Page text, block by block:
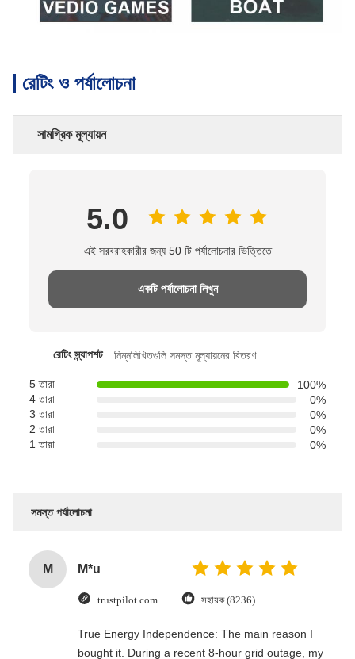
রেটিং ও পর্যালোচনা
সামগ্রিক মূল্যায়ন
5.0
এই সরবরাহকারীর জন্য 50 টি পর্যালোচনার ভিত্তিতে
একটি পর্যালোচনা লিখুন
রেটিং স্ন্যাপশট নিম্নলিখিতগুলি সমস্ত মূল্যায়নের বিতরণ
5 তারা
100%
4 তারা
0%
3 তারা
0%
2 তারা
0%
1 তারা
0%
সমস্ত পর্যালোচনা
M M*u
trustpilot.com সহায়ক (8236)
True Energy Independence: The main reason I
bought it. During a recent 8-hour grid outage, my